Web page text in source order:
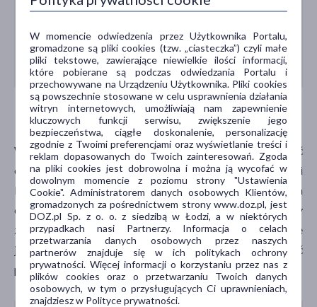
szczególnie podczas dłuższych podróży, lekarz
farmakologicznej w postaci zastrzyków
przeciwzakrzepowych.
Przeciwwskazania do lotu samolotem
W niektórych sytuacjach lot samolotem może wymagać
odroczenia lub wcześniejszej konsultacji
lekarskiej. Dotyczy to m.in. osób po świeżych zabiegach
chirurgicznych, z niestabilnymi chorobami serca czy
zaawansowanymi infekcjami dróg oddechowych. Jakie
jeszcze problemy zdrowotne mogą być
przeciwwskazaniem do podróży samolotem?
W momencie odwiedzenia przez Użytkownika Portalu,
gromadzone są pliki cookies (tzw. „ciasteczka”) czyli małe
pliki tekstowe, zawierające niewielkie ilości informacji,
które pobierane są podczas odwiedzania Portalu i
przechowywane na Urządzeniu Użytkownika. Pliki cookies
są powszechnie stosowane w celu usprawnienia działania
witryn internetowych, umożliwiają nam zapewnienie
kluczowych funkcji serwisu, zwiększenie jego
bezpieczeństwa, ciągłe doskonalenie, personalizację
zgodnie z Twoimi preferencjami oraz wyświetlanie treści i
reklam dopasowanych do Twoich zainteresowań. Zgoda
na pliki cookies jest dobrowolna i można ją wycofać w
dowolnym momencie z poziomu strony "Ustawienia
Cookie". Administratorem danych osobowych Klientów,
gromadzonych za pośrednictwem strony www.doz.pl, jest
DOZ.pl Sp. z o. o. z siedzibą w Łodzi, a w niektórych
przypadkach nasi Partnerzy. Informacja o celach
przetwarzania danych osobowych przez naszych
partnerów znajduje się w ich politykach ochrony
prywatności. Więcej informacji o korzystaniu przez nas z
plików cookies oraz o przetwarzaniu Twoich danych
osobowych, w tym o przysługujących Ci uprawnieniach,
znajdziesz w Polityce prywatności.